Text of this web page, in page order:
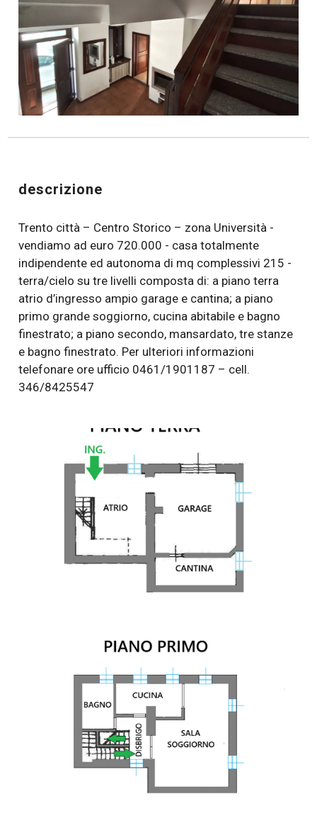
descrizione
Trento città – Centro Storico – zona Università -
vendiamo ad euro 720.000 - casa totalmente
indipendente ed autonoma di mq complessivi 215 -
terra/cielo su tre livelli composta di: a piano terra
atrio d’ingresso ampio garage e cantina; a piano
primo grande soggiorno, cucina abitabile e bagno
finestrato; a piano secondo, mansardato, tre stanze
e bagno finestrato. Per ulteriori informazioni
telefonare ore ufficio 0461/1901187 – cell.
346/8425547